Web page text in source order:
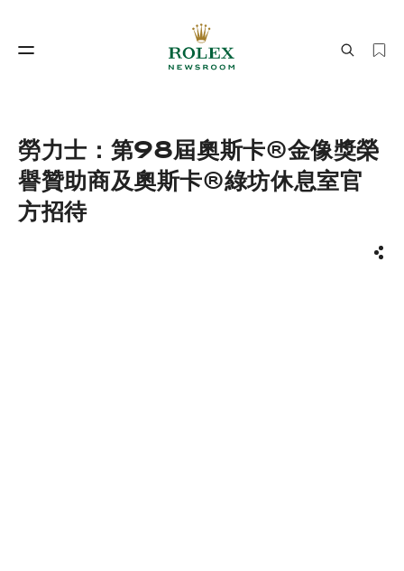
勞力士：第98屆奧斯卡®金像獎榮
譽贊助商及奧斯卡®綠坊休息室官
方招待